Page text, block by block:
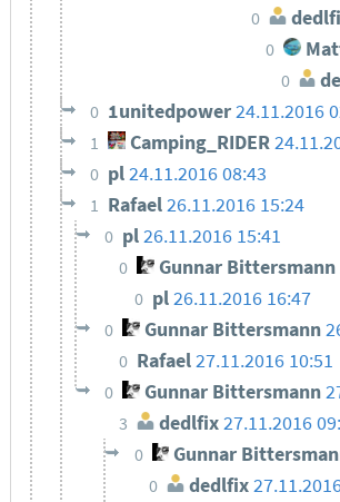
0
0
0
0 1unitedpower24.11.2016
1 Camping_RIDER
0 pl24.11.2016 08:43
1 Rafael26.11.2016 15:24
0 pl26.11.2016 15:41
0 Gunnar Bittersmann
0 pl26.11.2016 16:47
0 Gunnar Bittersmann
0 Rafael27.11.2016 10:51
0 Gunnar Bittersmann
3 dedlfix27.11.2016
0 Gunnar
0 dedlfix